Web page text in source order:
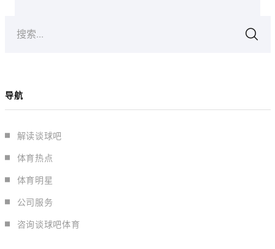
搜索...
导航
解读谈球吧
体育热点
体育明星
公司服务
咨询谈球吧体育